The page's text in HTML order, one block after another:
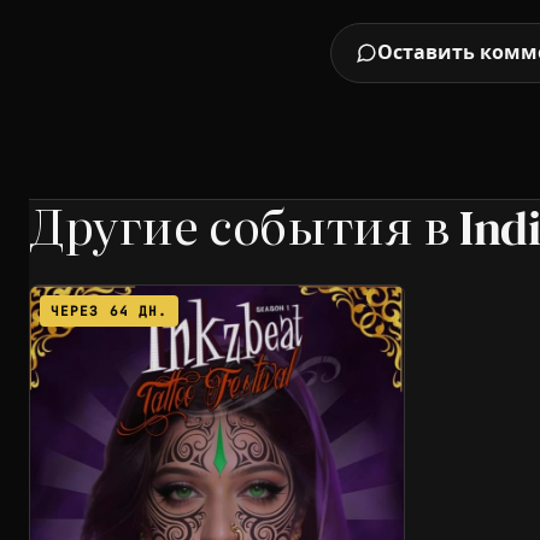
Оставить
Другие события в
ЧЕРЕЗ 64 ДН.